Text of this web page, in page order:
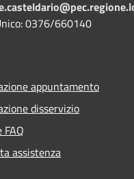
0376/660140
appuntamento
disservizio
FAQ
assistenza